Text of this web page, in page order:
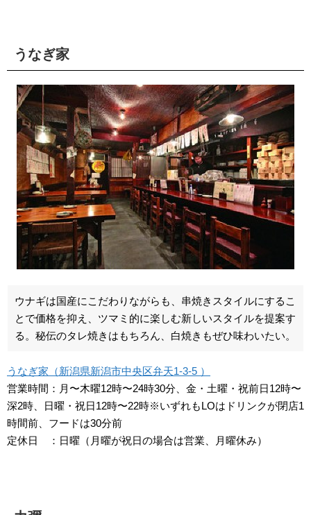
うなぎ家
ウナギは国産にこだわりながらも、串焼きスタイルにするこ
とで価格を抑え、ツマミ的に楽しむ新しいスタイルを提案す
る。秘伝のタレ焼きはもちろん、白焼きもぜひ味わいたい。
うなぎ家（新潟県新潟市中央区弁天1-3-5 ）
営業時間：月〜木曜12時〜24時30分、金・土曜・祝前日12時〜
深2時、日曜・祝日12時〜22時※いずれもLOはドリンクが閉店1
時間前、フードは30分前
定休日 ：日曜（月曜が祝日の場合は営業、月曜休み）